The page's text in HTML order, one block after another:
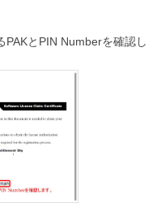
PAKとPIN Numberを確認し